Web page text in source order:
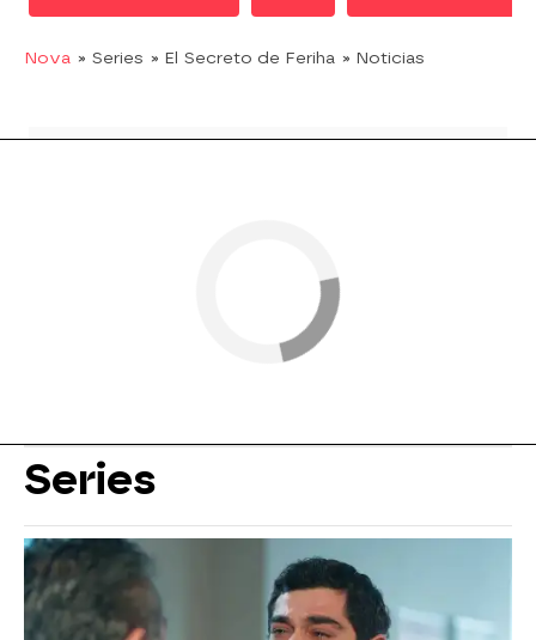
Nova » Series » El Secreto de Feriha » Noticias
Series